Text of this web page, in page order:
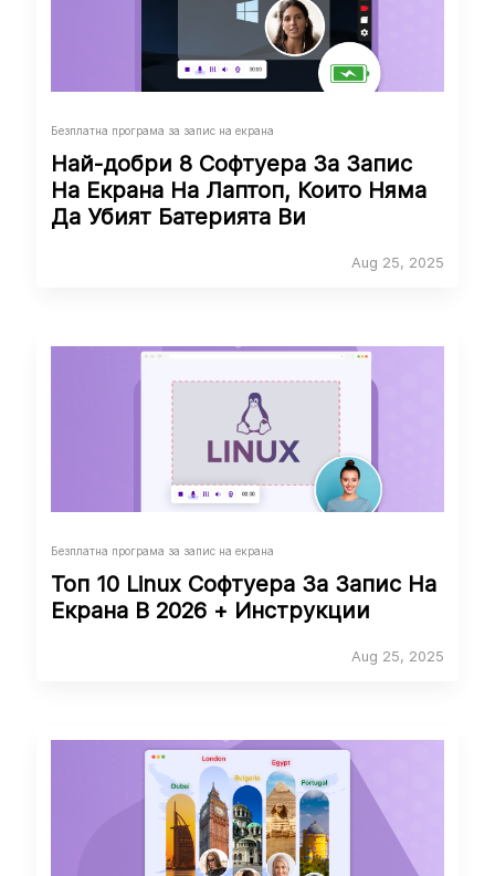
Безплатна програма за запис на екрана
Най-добри 8 Софтуера За Запис
На Екрана На Лаптоп, Които Няма
Да Убият Батерията Ви
Aug 25, 2025
Безплатна програма за запис на екрана
Топ 10 Linux Софтуера За Запис На
Екрана В 2026 + Инструкции
Aug 25, 2025